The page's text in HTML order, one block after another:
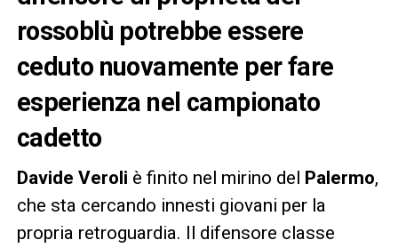
rossoblù potrebbe essere
ceduto nuovamente per fare
esperienza nel campionato
cadetto
Davide Veroli è finito nel mirino del Palermo,
che sta cercando innesti giovani per la
propria retroguardia. Il difensore classe